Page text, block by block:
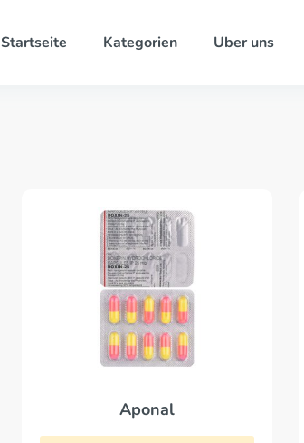
Startseite Kategorien Uber uns
Aponal